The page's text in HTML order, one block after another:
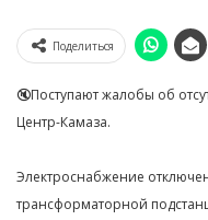
Поделиться
🔇Поступают жалобы об
Центр-Камаза.
Электроснабжение
трансформаторной